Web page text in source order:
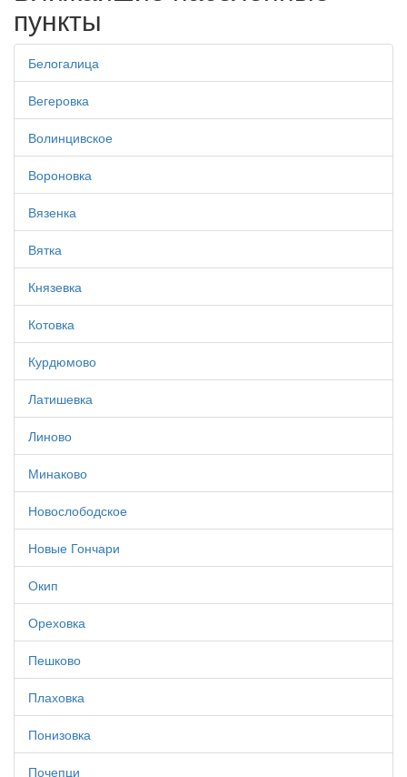
пункты
Белогалица
Вегеровка
Волинцивское
Вороновка
Вязенка
Вятка
Князевка
Котовка
Курдюмово
Латишевка
Линово
Минаково
Новослободское
Новые Гончари
Окип
Ореховка
Пешково
Плаховка
Понизовка
Почепци